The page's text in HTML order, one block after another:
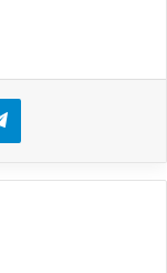
Telegram